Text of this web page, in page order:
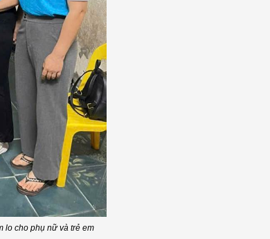
lo cho phụ nữ và trẻ em